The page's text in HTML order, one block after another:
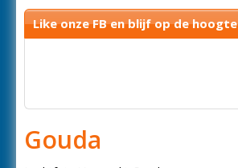
Like onze FB en blijf op de hoogte
Gouda